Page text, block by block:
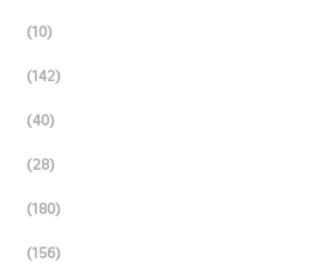
(10)
(142)
(40)
(28)
(180)
(156)